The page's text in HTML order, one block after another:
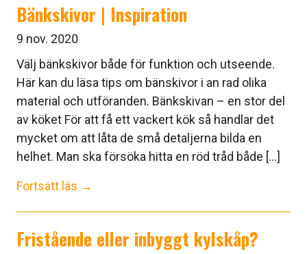
Bänkskivor | Inspiration
9 nov. 2020
Välj bänkskivor både för funktion och utseende.
Här kan du läsa tips om bänskivor i an rad olika
material och utföranden. Bänkskivan – en stor del
av köket För att få ett vackert kök så handlar det
mycket om att låta de små detaljerna bilda en
helhet. Man ska försöka hitta en röd tråd både [...]
Fortsätt läs →
Fristående eller inbyggt kylskåp?